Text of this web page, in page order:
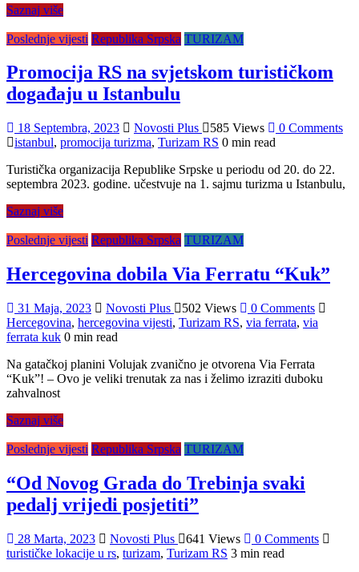
Saznaj više
Poslednje vijesti Republika Srpska TURIZAM
Promocija RS na svjetskom turističkom
događaju u Istanbulu
18 Septembra, 2023 Novosti Plus 585 Views
0 Comments
istanbul, promocija turizma, Turizam RS 0 min read
Turistička organizacija Republike Srpske u periodu od 20. do 22.
septembra 2023. godine. učestvuje na 1. sajmu turizma u Istanbulu,
Saznaj više
Poslednje vijesti Republika Srpska TURIZAM
Hercegovina dobila Via Ferratu “Kuk”
31 Maja, 2023 Novosti Plus 502 Views
0 Comments
Hercegovina, hercegovina vijesti, Turizam RS, via ferrata, via
ferrata kuk 0 min read
Na gatačkoj planini Volujak zvanično je otvorena Via Ferrata
“Kuk”! – Ovo je veliki trenutak za nas i želimo izraziti duboku
zahvalnost
Saznaj više
Poslednje vijesti Republika Srpska TURIZAM
“Od Novog Grada do Trebinja svaki
pedalj vrijedi posjetiti”
28 Marta, 2023 Novosti Plus 641 Views
0 Comments
turističke lokacije u rs, turizam, Turizam RS 3 min read